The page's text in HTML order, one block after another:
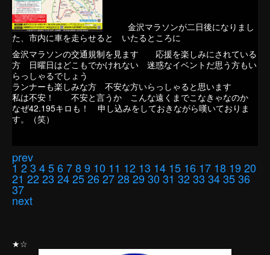
金沢マラソンが二日後になりまし
た、市内に車を走らせると いたるところに
金沢マラソンの交通規制を見ます 応援を楽しみにされている
方 日曜日はどこもでかけれない 迷惑なイベントだ思う方もい
らっしゃるでしょう
ランナーも楽しみな方 不安な方いらっしゃると思います
私は不安！ 不安と言うか こんな遠くまでこなきゃなのか
なぜ42.195キロも！ 申し込みをしておきながら嘆いておりま
す。（笑）
prev
1 23 456789 10 11 12 13 14 15 16 17 18 1920
21 2223 24252627282930 31 3233 343536
37
next
★☆